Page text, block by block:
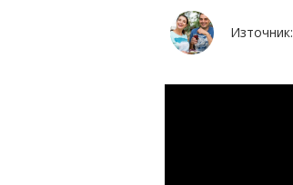
Източник: